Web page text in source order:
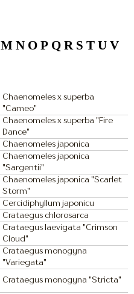
M N O P Q R S T U V
Chaenomeles x superba
"Cameo"
Chaenomeles x superba "Fire
Dance"
Chaenomeles japonica
Chaenomeles japonica
"Sargentii"
Chaenomeles japonica "Scarlet
Storm"
Cercidiphyllum japonicu
Crataegus chlorosarca
Crataegus laevigata "Crimson
Cloud"
Crataegus monogyna
"Variegata"
Crataegus monogyna "Stricta"